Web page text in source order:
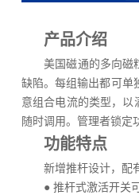
产品介绍
美国磁通的多向磁
缺陷。每组输出都可单
意组合电流的类型，
随时调用。管理者锁定
功能特点
新增推杆设计，配
● 推杆式激活开关